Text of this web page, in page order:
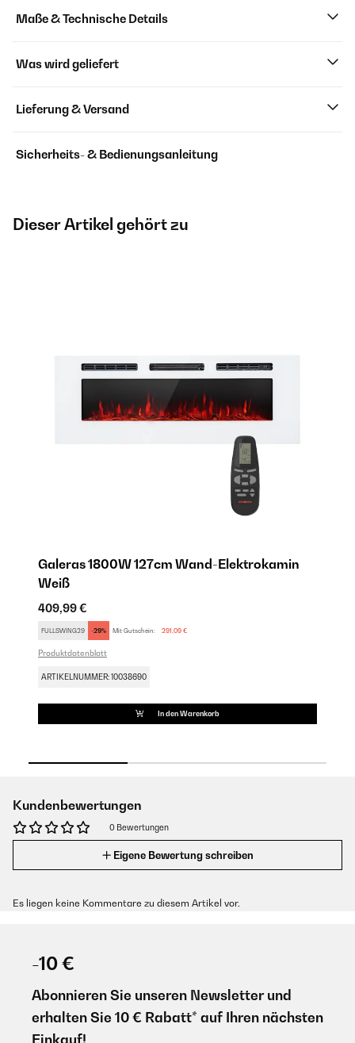
Maße & Technische Details
Was wird geliefert
Lieferung & Versand
Sicherheits- & Bedienungsanleitung
Dieser Artikel gehört zu
Galeras 1800W 127cm Wand-Elektrokamin​
Weiß
409,99 €
FULLSWING29 -29% Mit Gutschein: 291,09 €
Produktdatenblatt
ARTIKELNUMMER: 10038690
In den Warenkorb
Kundenbewertungen
0 Bewertungen
Eigene Bewertung schreiben
Es liegen keine Kommentare zu diesem Artikel vor.
-10 €
Abonnieren Sie unseren Newsletter und
erhalten Sie 10 € Rabatt* auf Ihren nächsten
Einkauf!